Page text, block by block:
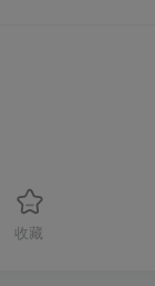
收藏